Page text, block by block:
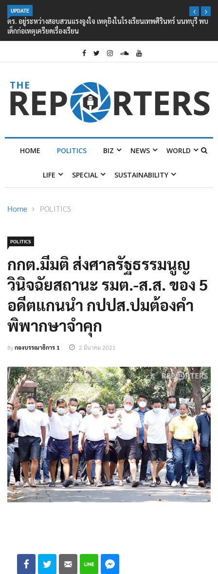
UPDATE
ตร. อยู่ระหว่างสอบสวนแรงจูงใจ เหตุยิงในโรงเรียนเทพศิรินทร์ นนทบุรี พบ
เด็กก่อเหตุเครียดเรื่องเรียน
HOME POLITICS BIZ NEWS WORLD
LIFE SPECIAL SUSTAINABILITY
Home POLITICS
POLITICS
กกต.มีมติ ส่งศาลรัฐธรรมนูญ
วินิจฉัยสถานะ รมต.-ส.ส. ของ 5
อดีตแกนนำ กปปส.ปมต้องคำ
พิพากษาจำคุก
Byกองบรรณาธิการ 1 2 มีนาคม 2021